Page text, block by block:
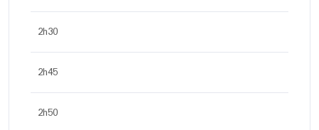
2h30
2h45
2h50